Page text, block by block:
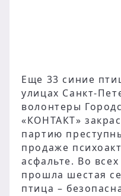
Еще 33 синие
улицах Санкт-
волонтеры
«КОНТАКТ»
партию
продаже
асфальте. Во
прошла шестая
птица –